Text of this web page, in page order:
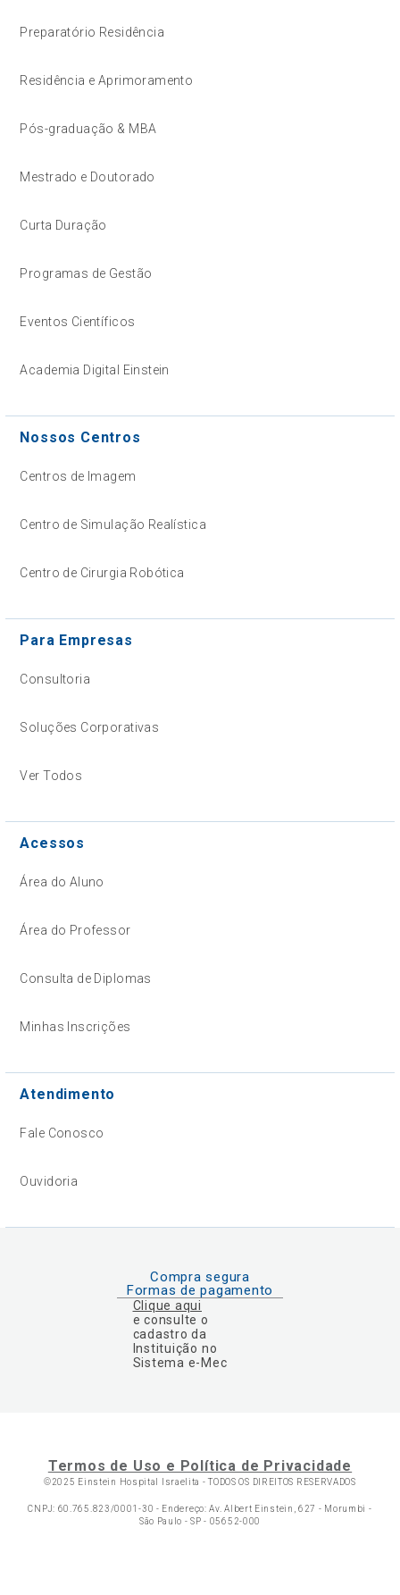
Preparatório Residência
Residência e Aprimoramento
Pós-graduação & MBA
Mestrado e Doutorado
Curta Duração
Programas de Gestão
Eventos Científicos
Academia Digital Einstein
Nossos Centros
Centros de Imagem
Centro de Simulação Realística
Centro de Cirurgia Robótica
Para Empresas
Consultoria
Soluções Corporativas
Ver Todos
Acessos
Área do Aluno
Área do Professor
Consulta de Diplomas
Minhas Inscrições
Atendimento
Fale Conosco
Ouvidoria
Compra segura
Formas de pagamento
Clique aqui
e consulte o
cadastro da
Instituição no
Sistema e-Mec
Termos de Uso e Política de Privacidade
©2025 Einstein Hospital Israelita - TODOS OS DIREITOS RESERVADOS
CNPJ: 60.765.823/0001-30 - Endereço: Av. Albert Einstein, 627 - Morumbi -
São Paulo - SP - 05652-000